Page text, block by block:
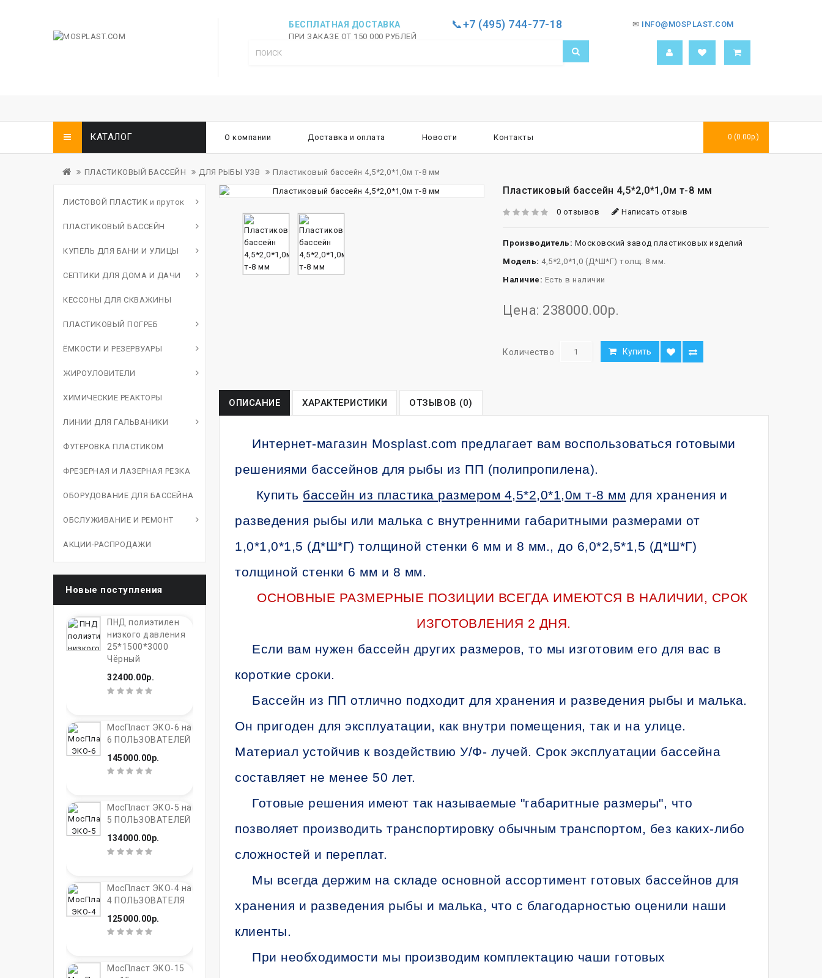
БЕСПЛАТНАЯ ДОСТАВКА
ПРИ ЗАКАЗЕ ОТ 150 000 РУБЛЕЙ
📞+7 (495) 744-77-18 ✉ INFO@MOSPLAST.COM
КАТАЛОГ О компании Доставка и оплата Новости Контакты 0 (0.00р.)
ПЛАСТИКОВЫЙ БАССЕЙН ДЛЯ РЫБЫ УЗВ Пластиковый бассейн 4,5*2,0*1,0м т-8 мм
ЛИСТОВОЙ ПЛАСТИК и пруток
ПЛАСТИКОВЫЙ БАССЕЙН
КУПЕЛЬ ДЛЯ БАНИ И УЛИЦЫ
СЕПТИКИ ДЛЯ ДОМА И ДАЧИ
КЕССОНЫ ДЛЯ СКВАЖИНЫ
ПЛАСТИКОВЫЙ ПОГРЕБ
ЁМКОСТИ И РЕЗЕРВУАРЫ
ЖИРОУЛОВИТЕЛИ
ХИМИЧЕСКИЕ РЕАКТОРЫ
ЛИНИИ ДЛЯ ГАЛЬВАНИКИ
ФУТЕРОВКА ПЛАСТИКОМ
ФРЕЗЕРНАЯ И ЛАЗЕРНАЯ РЕЗКА
ОБОРУДОВАНИЕ ДЛЯ БАССЕЙНА
ОБСЛУЖИВАНИЕ И РЕМОНТ
АКЦИИ-РАСПРОДАЖИ
Новые поступления
ПНД полиэтилен
низкого давления
25*1500*3000
Чёрный
32400.00р.
МосПласт ЭКО‑6 на
6 ПОЛЬЗОВАТЕЛЕЙ
145000.00р.
МосПласт ЭКО‑5 на
5 ПОЛЬЗОВАТЕЛЕЙ
134000.00р.
МосПласт ЭКО‑4 на
4 ПОЛЬЗОВАТЕЛЯ
125000.00р.
МосПласт ЭКО‑15
Пластиковый бассейн 4,5*2,0*1,0м т-8 мм
0 отзывов Написать отзыв
Производитель: Московский завод пластиковых изделий
Модель: 4,5*2,0*1,0 (Д*Ш*Г) толщ. 8 мм.
Наличие: Есть в наличии
Цена: 238000.00р.
Количество Купить
ОПИСАНИЕ ХАРАКТЕРИСТИКИ ОТЗЫВОВ (0)
Интернет-магазин Mosplast.com предлагает вам воспользоваться готовыми
решениями бассейнов для рыбы из ПП (полипропилена).
Купить бассейн из пластика размером 4,5*2,0*1,0м т-8 мм для хранения и
разведения рыбы или малька с внутренними габаритными размерами от
1,0*1,0*1,5 (Д*Ш*Г) толщиной стенки 6 мм и 8 мм., до 6,0*2,5*1,5 (Д*Ш*Г)
толщиной стенки 6 мм и 8 мм.
ОСНОВНЫЕ РАЗМЕРНЫЕ ПОЗИЦИИ ВСЕГДА ИМЕЮТСЯ В НАЛИЧИИ, СРОК
ИЗГОТОВЛЕНИЯ 2 ДНЯ.
Если вам нужен бассейн других размеров, то мы изготовим его для вас в
короткие сроки.
Бассейн из ПП отлично подходит для хранения и разведения рыбы и малька.
Он пригоден для эксплуатации, как внутри помещения, так и на улице.
Материал устойчив к воздействию У/Ф- лучей. Срок эксплуатации бассейна
составляет не менее 50 лет.
Готовые решения имеют так называемые "габаритные размеры", что
позволяет производить транспортировку обычным транспортом, без каких-либо
сложностей и переплат.
Мы всегда держим на складе основной ассортимент готовых бассейнов для
хранения и разведения рыбы и малька, что с благодарностью оценили наши
клиенты.
При необходимости мы производим комплектацию чаши готовых